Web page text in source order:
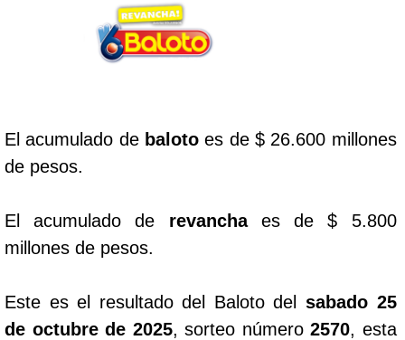
Culona día
Dorado Mañana
Dorado Tarde
Fantástica Día
El acumulado de balotoes de $ 26.600 millones
de pesos.
El acumulado de revanchaes de $ 5.800
millones de pesos.
Este es el resultado del Baloto del sabado 25
de octubre de 2025, sorteo número2570, esta